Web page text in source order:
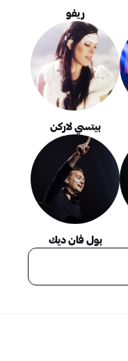
ريفو
بيتسي لاركن
بول فان ديك